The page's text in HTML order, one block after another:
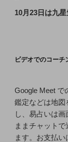
ゲ
ン
の
10月23日は九
ビデオでのコーチ
Google Meet で
鑑定などは地図
し、易占いは
ままチャット
ます。お支払